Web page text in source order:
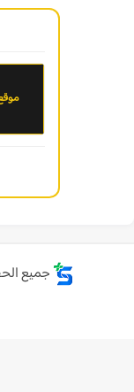
موقع
جميع